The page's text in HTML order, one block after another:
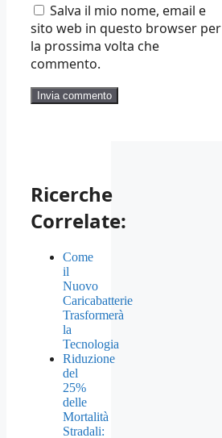
Salva il mio nome, email e
sito web in questo browser per
la prossima volta che
commento.
Ricerche
Correlate:
Come
il
Nuovo
Caricabatterie
Trasformerà
la
Tecnologia
Riduzione
del
25%
delle
Mortalità
Stradali: